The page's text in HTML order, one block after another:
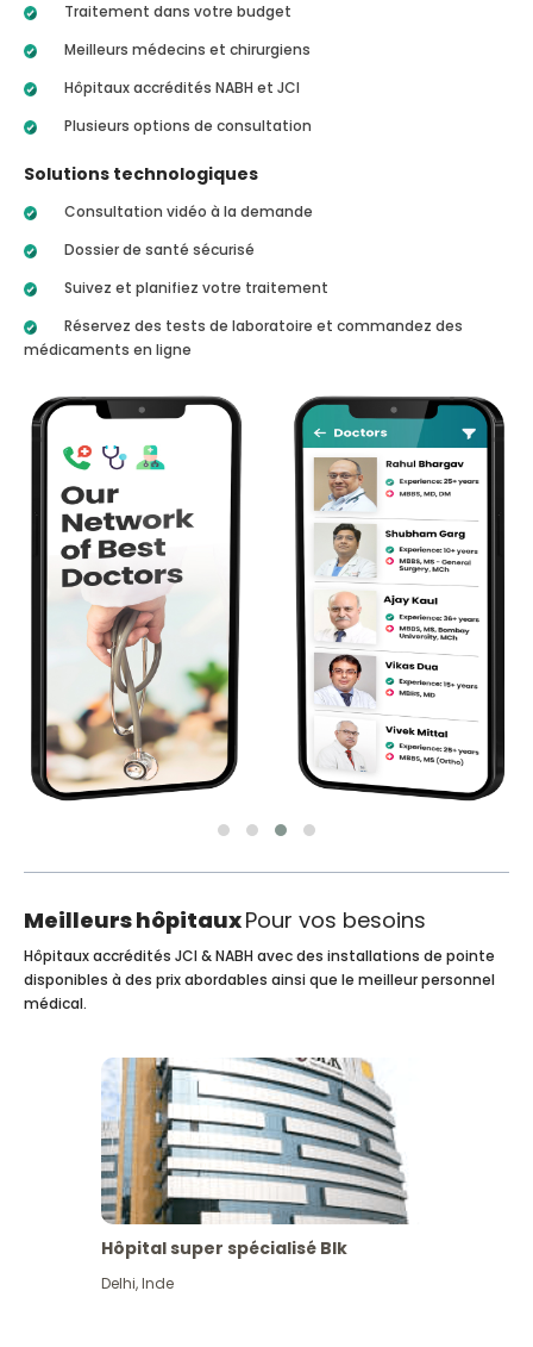
Traitement dans votre budget
Meilleurs médecins et chirurgiens
Hôpitaux accrédités NABH et JCI
Plusieurs options de consultation
Solutions technologiques
Consultation vidéo à la demande
Dossier de santé sécurisé
Suivez et planifiez votre traitement
Réservez des tests de laboratoire et commandez des
médicaments en ligne
Meilleurs hôpitauxPour vos besoins
Hôpitaux accrédités JCI & NABH avec des installations de pointe
disponibles à des prix abordables ainsi que le meilleur personnel
médical.
Hôpital super spécialisé Blk
Delhi,Inde